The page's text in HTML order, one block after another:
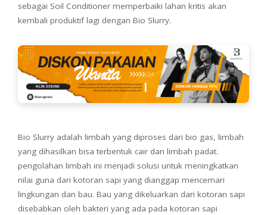
sebagai Soil Conditioner memperbaiki lahan kritis akan
kembali produktif lagi dengan Bio Slurry.
Bio Slurry adalah limbah yang diproses dari bio gas, limbah
yang dihasilkan bisa terbentuk cair dan limbah padat.
pengolahan limbah ini menjadi solusi untuk meningkatkan
nilai guna dari kotoran sapi yang dianggap mencemari
lingkungan dan bau. Bau yang dikeluarkan dari kotoran sapi
disebabkan oleh bakteri yang ada pada kotoran sapi